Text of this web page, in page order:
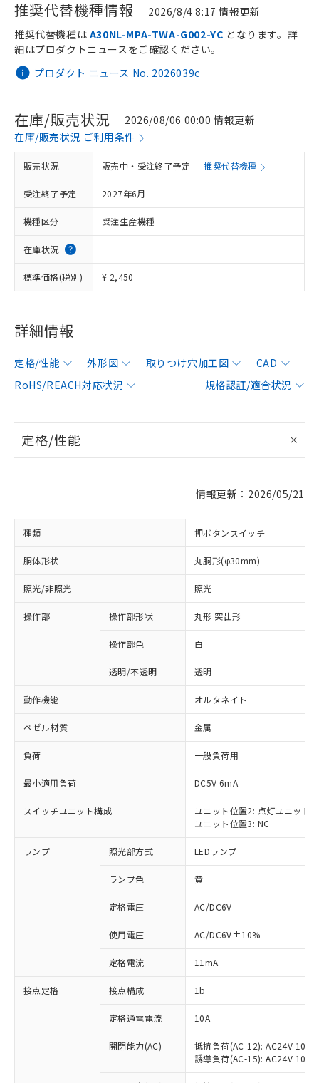
推奨代替機種情報 2026/8/4 8:17 情報更新
プロダクト ニュース No. 2026039c
推奨代替機種は A30NL-MPA-TWA-G002-YC となります。詳
細はプロダクトニュースをご確認ください。
在庫/販売状況
2026/08/06 00:00 情報更新
在庫/販売状況 ご利用条件
販売状況 販売中・受注終了予定 推奨代替機種
受注終了予定 2027年6月
機種区分 受注生産機種
在庫状況
標準価格(税別) ¥ 2,450
詳細情報
定格/性能 外形図 取りつけ穴加工図
CAD
RoHS/REACH対応状況
規格認証/適合状況
定格/性能
情報更新：2026/05/21
種類 押ボタンスイッチ
胴体形状 丸胴形(φ30mm)
照光/非照光 照光
操作部 操作部形状 丸形 突出形
操作部色 白
透明/不透明 透明
動作機能 オルタネイト
ベゼル材質 金属
負荷 一般負荷用
最小適用負荷 DC5V 6mA
スイッチユニット構成
ユニット位置2: 点灯ユニット
ユニット位置3: NC
ランプ 照光部方式 LEDランプ
ランプ色 黄
定格電圧 AC/DC6V
使用電圧 AC/DC6V±10%
定格電流 11mA
接点定格 接点構成 1b
定格通電電流 10A
開閉能力(AC)
抵抗負荷(AC-12): AC24V 10A/
誘導負荷(AC-15): AC24V
以下の条件をお読みいただき、同意のうえ
本サービスは、当社制御機器事業取扱
商品の当社在庫状況および標準価格
(税抜)を提供させていただくもので
当社制御機器事業取扱商品の中には、
本サービスの対象外となる商品もある
非含有に対応した製品が提供可能な商品で
対応予定：EU RoHS指令（10物質）の非含
有に対応した製品に切り替える予定のある
対応予定なし：EU RoHS指令（10物質）の
非含有に非対応の商品で、対応品を出す予
調査・確認中：EU RoHS指令（10物質）の
非含有の対応状況を調査中または確認中の
非該当品：ライセンス料など無形物で、有
害物質有無と関係のない商品です。
仕入先様の事情により、非含有部品として
「○」：最大均質材料含有率が中国RoHSの
基準値以下であることを示します。
「×」：最大均質材料含有率が中国RoHSの